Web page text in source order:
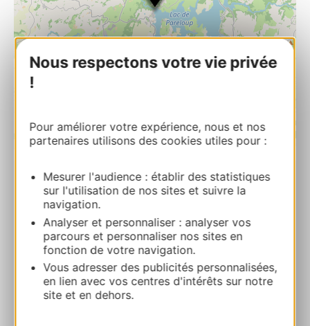
Nous respectons votre vie privée
!
Pour améliorer votre expérience, nous et nos
partenaires utilisons des cookies utiles pour :
Mesurer l'audience : établir des statistiques
sur l'utilisation de nos sites et suivre la
navigation.
Analyser et personnaliser : analyser vos
parcours et personnaliser nos sites en
fonction de votre navigation.
Vous adresser des publicités personnalisées,
en lien avec vos centres d'intérêts sur notre
site et en dehors.
Leaflet| Map data ©OpenStreetMap contributors
Lac de Pareloup-barrage
12120 ARVIEU
Calcola il tuo percorso
Sito web